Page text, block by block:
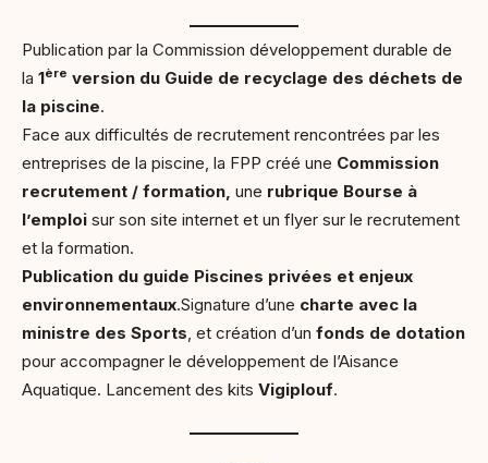
Publication par la Commission développement durable de
la 1ère version du Guide de recyclage des déchets de
la piscine.
Face aux difficultés de recrutement rencontrées par les
entreprises de la piscine, la FPP créé une Commission
recrutement / formation, une rubrique Bourse à
l’emploi sur son site internet et un flyer sur le recrutement
et la formation.
Publication du guide Piscines privées et enjeux
environnementaux.Signature d’une charte avec la
ministre des Sports, et création d’un fonds de dotation
pour accompagner le développement de l’Aisance
Aquatique. Lancement des kits Vigiplouf.